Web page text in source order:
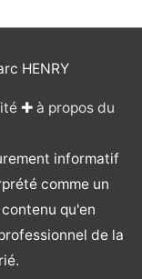
HENRY
✚ à propos du
informatif
comme un
qu'en
de la